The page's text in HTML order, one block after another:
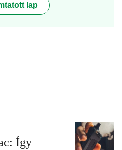
lap
Így